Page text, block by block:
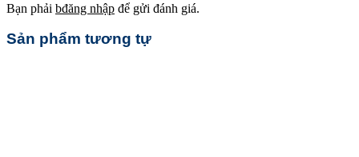
Bạn phải bđăng nhập để gửi đánh giá.
Sản phẩm tương tự